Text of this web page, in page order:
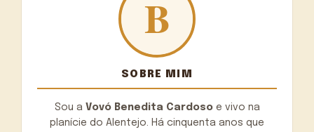
SOBRE MIM
Sou a Vovó Benedita Cardosoe vivo na
planície do Alentejo. Há cinquenta anos que